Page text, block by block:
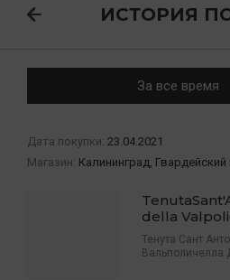
ИСТОРИЯ
За все время
Дата покупки: 23.04.2021
Магазин: Калининград, Гвардейский
della
Тенута Сант